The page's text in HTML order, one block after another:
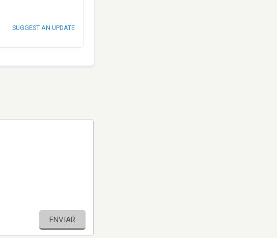
SUGGEST AN UPDATE
ENVIAR